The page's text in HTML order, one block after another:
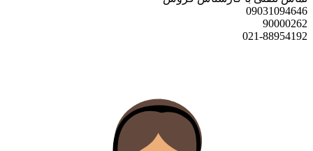
09031094646
90000262
021-88954192